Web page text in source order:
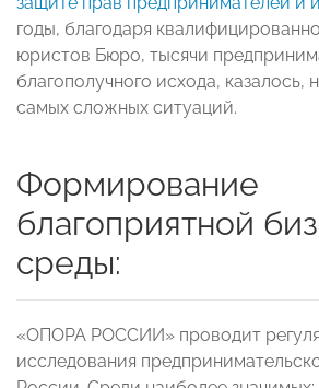
годы, благодаря
юристов Бюро, тысячи
благополучного исхода, казалось,
самых сложных ситуаций.
Формирование
благоприятной
среды:
«ОПОРА РОССИИ» проводит
исследования